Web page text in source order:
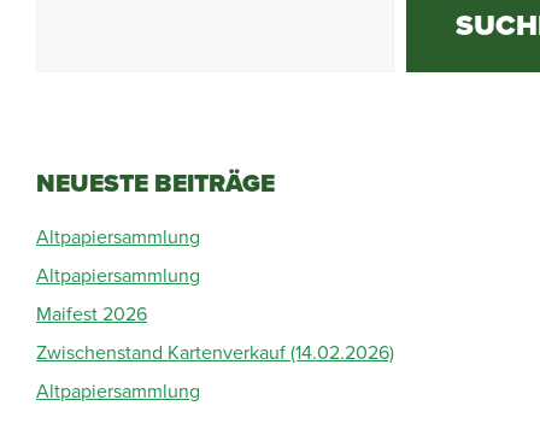
NEUESTE BEITRÄGE
Altpapiersammlung
Altpapiersammlung
Maifest 2026
Zwischenstand Kartenverkauf (14.02.2026)
Altpapiersammlung